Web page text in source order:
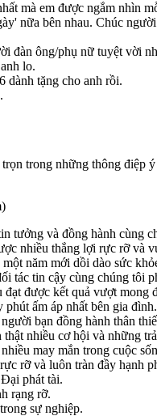
mà em được ngắm nhìn
nữa bên nhau. Chúc
đàn ông/phụ nữ tuyệt vời
lo.
dành tặng cho anh rồi.
trong những thông điệp
và đồng hành cùng
nhiều thắng lợi rực rỡ và
năm mới dồi dào sức
tác tin cậy cùng chúng tôi
được kết quả vượt mong
ấm áp nhất bên gia đình.
bạn đồng hành thân
nhiều cơ hội và những
may mắn trong cuộc
rỡ và luôn tràn đầy hạnh
phát tài.
rạng rỡ.
sự nghiệp.